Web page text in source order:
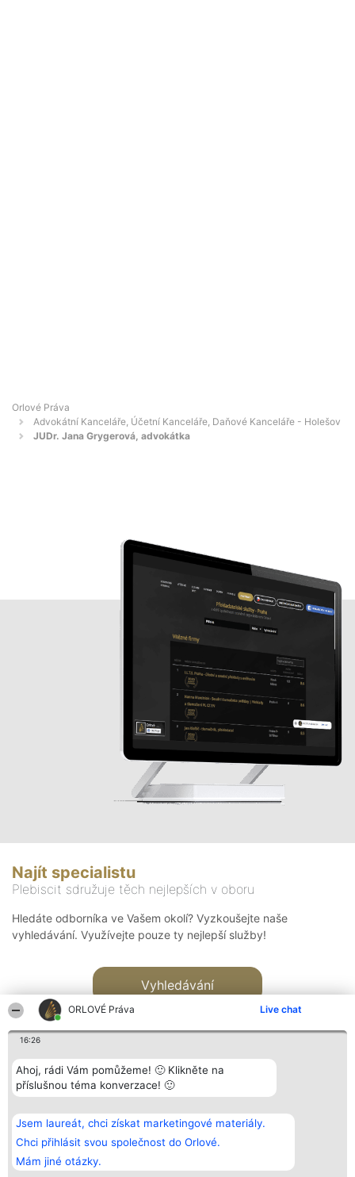
ORLOVÉ Práva Live chat
16:26
Ahoj, rádi Vám pomůžeme! 🙂 Klikněte na
příslušnou téma konverzace! 🙂
Jsem laureát, chci získat marketingové materiály.
Chci přihlásit svou společnost do Orlové.
Mám jiné otázky.
Orlové Práva
Advokátní Kanceláře, Účetní Kanceláře, Daňové Kanceláře - Holešov
JUDr. Jana Grygerová, advokátka
Najít specialistu
Plebiscit sdružuje těch nejlepších v oboru
Hledáte odborníka ve Vašem okolí? Vyzkoušejte naše
vyhledávání. Využívejte pouze ty nejlepší služby!
Vyhledávání
Bright Side Solutions sp. z o.
o. sp. k.
ul. Ruska 22
Wrocław 50-079
KRS 0000749100 | Regon
381313360 | NIP 8943132676
Vítězové
Seznam všech
laureátů
Zásady
Zásady
Kontakt